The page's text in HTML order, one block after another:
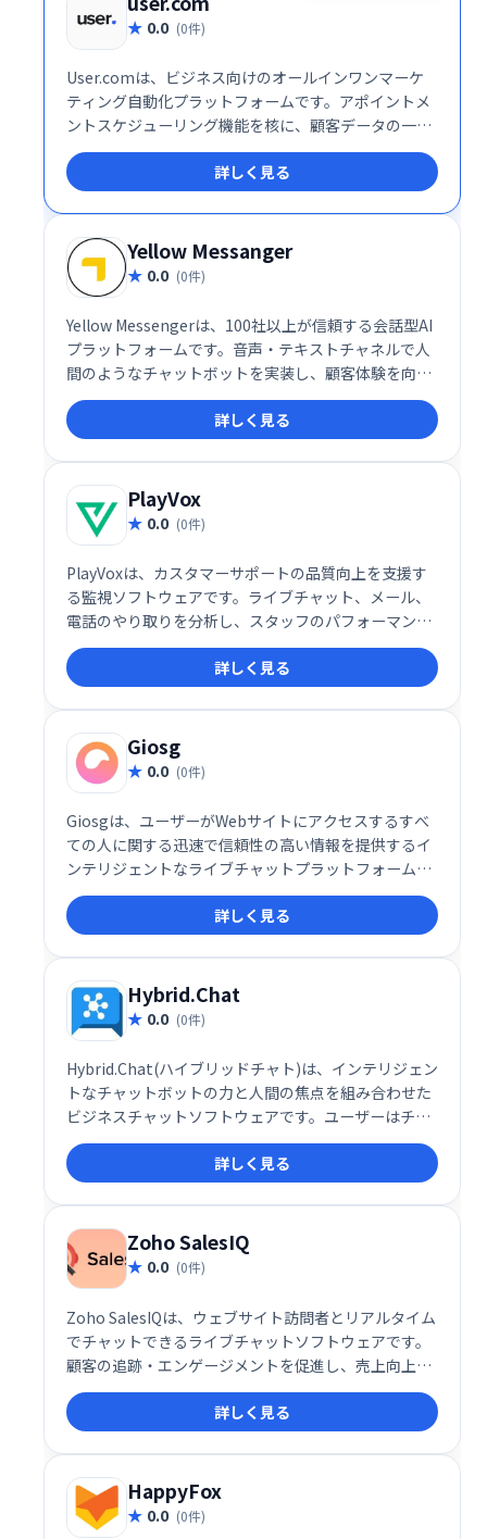
0.0 (0件)
User.comは、ビジネス向けのオールインワンマーケ
ティング自動化プラットフォームです。アポイントメ
ントスケジューリング機能を核に、顧客データの一元
管理でエンゲージメントとコンバージョン率向上を実
現します。様々なコミュニケーションチャネルを統合
し、効率的な顧客接点を促進。予約スケジュールの最
適化で、ビジネス成長を支援します。
詳しく見る
Yellow Messanger
0.0 (0件)
Yellow Messengerは、100社以上が信頼する会話型AI
プラットフォームです。音声・テキストチャネルで人
間のようなチャットボットを実装し、顧客体験を向上
させます。強力なNLPエンジン、感情分析、90以上の
言語対応など、高度な機能を備え、コンタクトセンタ
ーの自動化にも貢献します。エンドツーエンドの会話
設計で、スムーズなコミュニケーションを実現しま
す。
詳しく見る
PlayVox
0.0 (0件)
PlayVoxは、カスタマーサポートの品質向上を支援す
る監視ソフトウェアです。ライブチャット、メール、
電話のやり取りを分析し、スタッフのパフォーマンス
や顧客体験を評価。わずか5分でQA監視プログラムを
作成でき、コーチングやモチベーション向上に役立ち
ます。全チャネルの顧客対応を分析することで、より
効果的なサポート体制を構築できます。
詳しく見る
Giosg
0.0 (0件)
Giosgは、ユーザーがWebサイトにアクセスするすべ
ての人に関する迅速で信頼性の高い情報を提供するイ
ンテリジェントなライブチャットプラットフォームで
す。このシステムは、各訪問者をスキャンして、行動
レポートに基づいて、それらが「ホット」または「コ
ールド」の見込み客かどうかを評価するようにも設計
されています。
詳しく見る
Hybrid.Chat
0.0 (0件)
Hybrid.Chat(ハイブリッドチャト)は、インテリジェン
トなチャットボットの力と人間の焦点を組み合わせた
ビジネスチャットソフトウェアです。ユーザーはチャ
ットボットを作成して展開し、顧客、訪問者、潜在的
な顧客と関わり、クエリへのスマートな応答を提供で
きます。
詳しく見る
Zoho SalesIQ
0.0 (0件)
Zoho SalesIQは、ウェブサイト訪問者とリアルタイム
でチャットできるライブチャットソフトウェアです。
顧客の追跡・エンゲージメントを促進し、売上向上に
貢献します。SEOや広告の効果測定にも役立ちます。2
ユーザーまでは無料で利用可能です。 今すぐ無料プラ
ンを始めましょう！
詳しく見る
HappyFox
0.0 (0件)